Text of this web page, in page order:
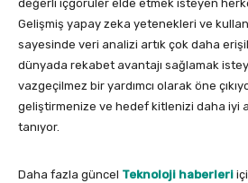
değerli içgörüler elde etmek isteyen
Gelişmiş yapay zeka yetenekleri ve
sayesinde veri analizi artık çok daha
dünyada rekabet avantajı sağlamak
vazgeçilmez bir yardımcı olarak öne
geliştirmenize ve hedef kitlenizi daha iyi
tanıyor.
Daha fazla güncel Teknoloji haberleri